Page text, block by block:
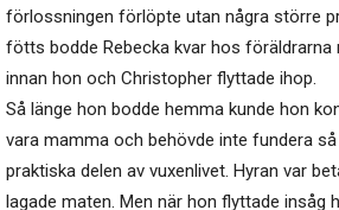
förlossningen förlöpte utan några större
fötts bodde Rebecka kvar hos föräldrarna
innan hon och Christopher flyttade ihop.
Så länge hon bodde hemma kunde hon
vara mamma och behövde inte fundera
praktiska delen av vuxenlivet. Hyran var
lagade maten. Men när hon flyttade insåg